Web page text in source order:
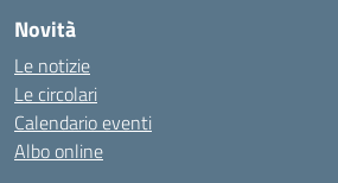
Novità
Le notizie
Le circolari
Calendario eventi
Albo online